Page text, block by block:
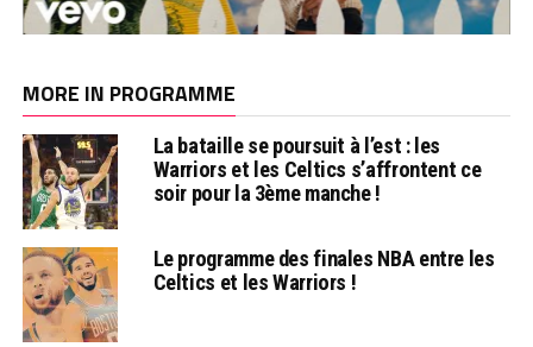
MORE IN PROGRAMME
La bataille se poursuit à l’est : les
Warriors et les Celtics s’affrontent ce
soir pour la 3ème manche !
Le programme des finales NBA entre les
Celtics et les Warriors !